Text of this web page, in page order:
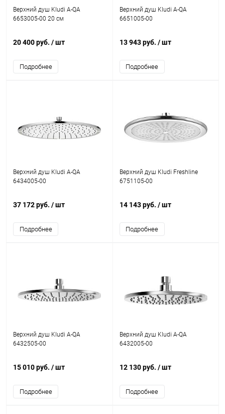
Верхний душ Kludi A-QA
6653005-00 20 см
20 400 руб. / шт
Подробнее
Верхний душ Kludi A-QA
6651005-00
13 943 руб. / шт
Подробнее
Верхний душ Kludi A-QA
6434005-00
37 172 руб. / шт
Подробнее
Верхний душ Kludi Freshline
6751105-00
14 143 руб. / шт
Подробнее
Верхний душ Kludi A-QA
6432505-00
15 010 руб. / шт
Подробнее
Верхний душ Kludi A-QA
6432005-00
12 130 руб. / шт
Подробнее